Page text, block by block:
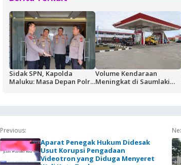
Sidak SPN, Kapolda
Maluku: Masa Depan Polri
Volume Kendaraan
Meningkat di Saumlaki
Previous:
Aparat Penegak Hukum Didesak
Usut Korupsi Pengadaan
Videotron yang Diduga Menyeret